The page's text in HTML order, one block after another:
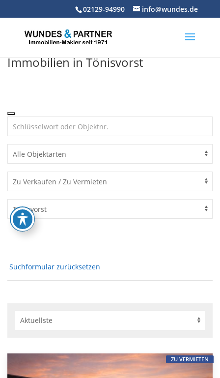
02129-94990 info@wundes.de
Immobilien in Tönisvorst
Suchformular zurücksetzen
ZU VERMIETEN